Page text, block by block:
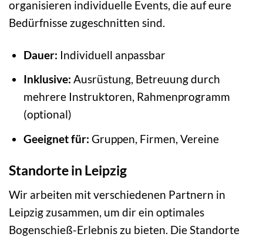
organisieren individuelle Events, die auf eure
Bedürfnisse zugeschnitten sind.
Dauer: Individuell anpassbar
Inklusive: Ausrüstung, Betreuung durch
mehrere Instruktoren, Rahmenprogramm
(optional)
Geeignet für: Gruppen, Firmen, Vereine
Standorte in Leipzig
Wir arbeiten mit verschiedenen Partnern in
Leipzig zusammen, um dir ein optimales
Bogenschieß-Erlebnis zu bieten. Die Standorte